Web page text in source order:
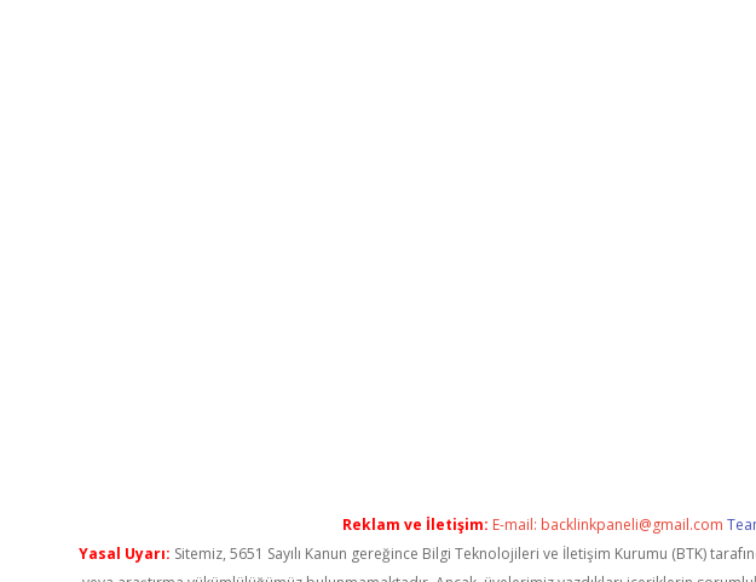
Reklam ve İletişim: E-mail: backlinkpaneli@gmail.com
Yasal Uyarı: Sitemiz, 5651 Sayılı Kanun gereğince Bilgi Teknolojileri ve İletişim Kurumu (BTK)